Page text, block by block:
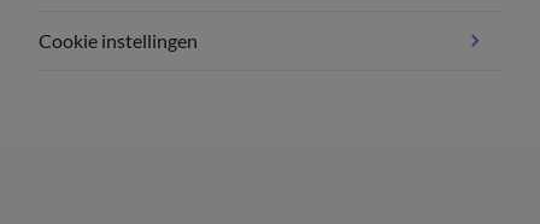
Cookie instellingen